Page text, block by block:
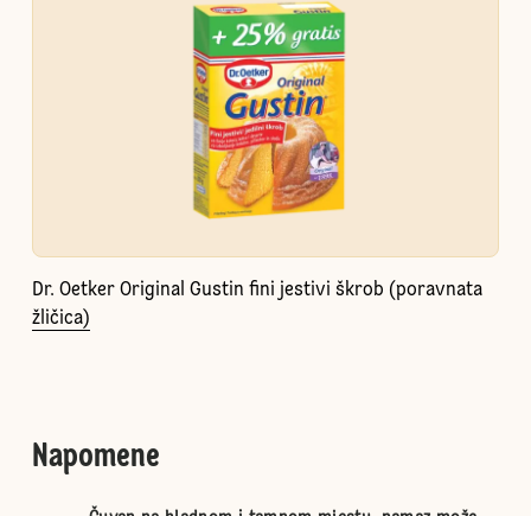
Dr. Oetker Original Gustin fini jestivi škrob (poravnata
žličica)
Napomene